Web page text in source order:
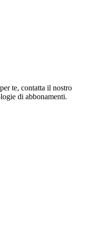
te, contatta il nostro
di abbonamenti.